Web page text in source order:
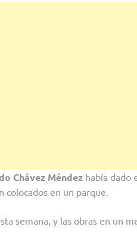
Chávez Méndez había dado
en un parque.
semana, y las obras en un